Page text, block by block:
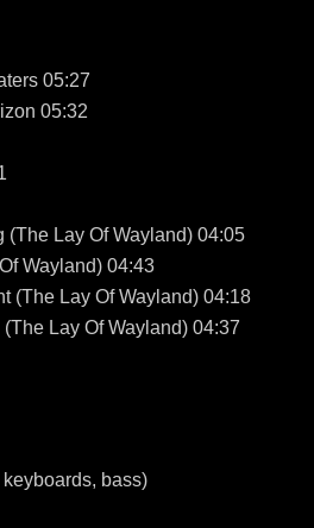
05:27
05:32
(The Lay Of Wayland) 04:05
Wayland) 04:43
(The Lay Of Wayland) 04:18
Lay Of Wayland) 04:37
bass)